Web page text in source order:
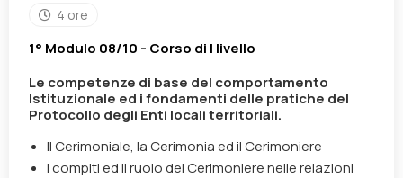
4 ore
1° Modulo 08/10 - Corso di I livello
Le competenze di base del comportamento
Istituzionale ed i fondamenti delle pratiche del
Protocollo degli Enti locali territoriali.
Il Cerimoniale, la Cerimonia ed il Cerimoniere
I compiti ed il ruolo del Cerimoniere nelle relazioni